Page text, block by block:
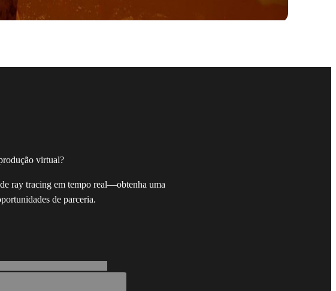
virtual?
ray tracing em tempo real—obtenha uma
de parceria.